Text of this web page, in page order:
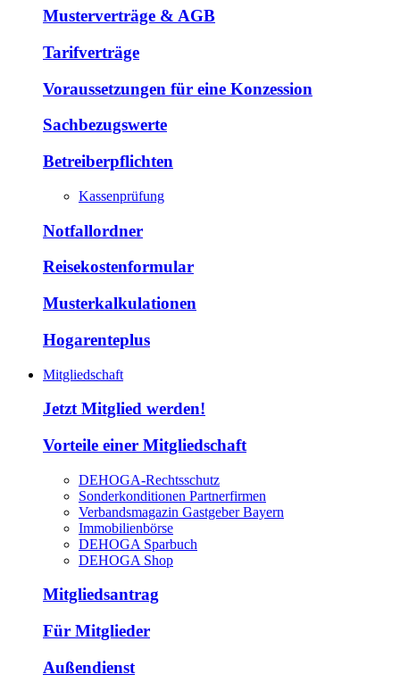
Musterverträge & AGB
Tarifverträge
Voraussetzungen für eine Konzession
Sachbezugswerte
Betreiberpflichten
Kassenprüfung
Notfallordner
Reisekostenformular
Musterkalkulationen
Hogarenteplus
Mitgliedschaft
Jetzt Mitglied werden!
Vorteile einer Mitgliedschaft
DEHOGA-Rechtsschutz
Sonderkonditionen Partnerfirmen
Verbandsmagazin Gastgeber Bayern
Immobilienbörse
DEHOGA Sparbuch
DEHOGA Shop
Mitgliedsantrag
Für Mitglieder
Außendienst